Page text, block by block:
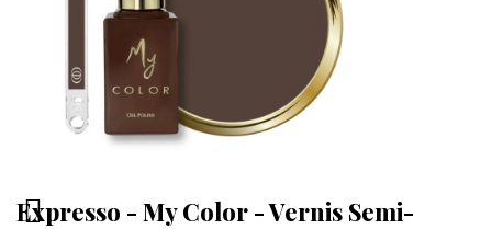
Expresso - My Color - Vernis Semi-